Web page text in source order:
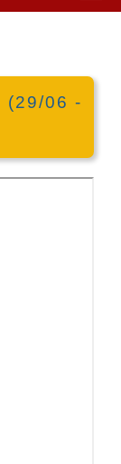
(29/06 -